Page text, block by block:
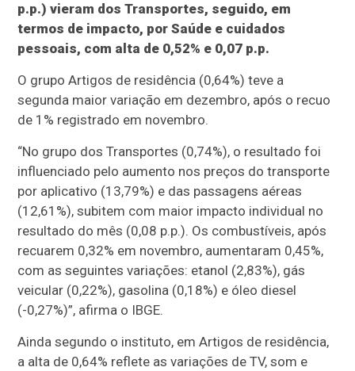
p.p.) vieram dos Transportes, seguido, em
termos de impacto, por Saúde e cuidados
pessoais, com alta de 0,52% e 0,07 p.p.
O grupo Artigos de residência (0,64%) teve a
segunda maior variação em dezembro, após o recuo
de 1% registrado em novembro.
“No grupo dos Transportes (0,74%), o resultado foi
influenciado pelo aumento nos preços do transporte
por aplicativo (13,79%) e das passagens aéreas
(12,61%), subitem com maior impacto individual no
resultado do mês (0,08 p.p.). Os combustíveis, após
recuarem 0,32% em novembro, aumentaram 0,45%,
com as seguintes variações: etanol (2,83%), gás
veicular (0,22%), gasolina (0,18%) e óleo diesel
(-0,27%)”, afirma o IBGE.
Ainda segundo o instituto, em Artigos de residência,
a alta de 0,64% reflete as variações de TV, som e